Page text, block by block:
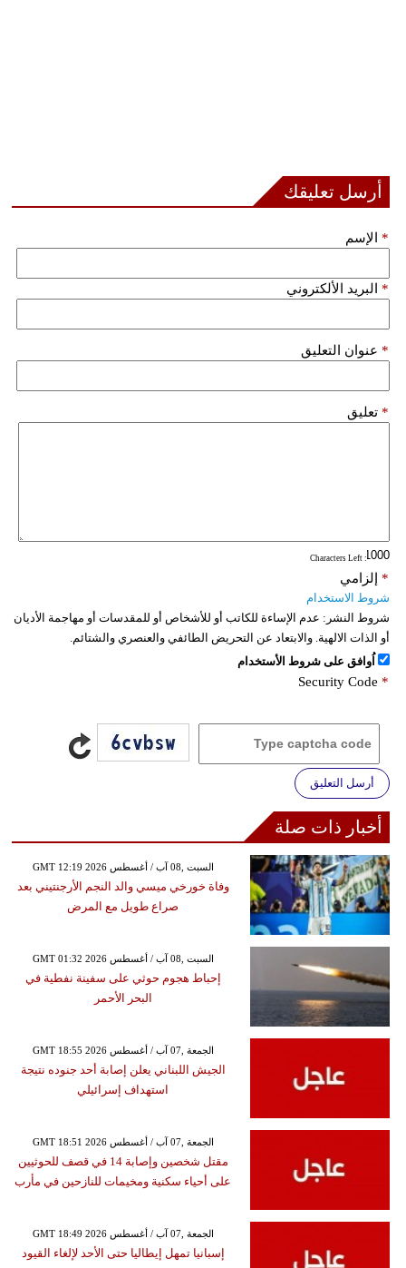
أرسل تعليقك
الإسم *
البريد الألكتروني *
عنوان التعليق *
تعليق *
: Characters Left
إلزامي *
شروط الاستخدام
شروط النشر: عدم الإساءة للكاتب أو للأشخاص أو للمقدسات أو مهاجمة الأديان
أو الذات الالهية. والابتعاد عن التحريض الطائفي والعنصري والشتائم.
اُوافق على شروط الأستخدام
Security Code *
أرسل التعليق
أخبار ذات صلة
GMT 12:19 2026 السبت ,08 آب / أغسطس
وفاة خورخي ميسي والد النجم الأرجنتيني بعد
صراع طويل مع المرض
GMT 01:32 2026 السبت ,08 آب / أغسطس
إحباط هجوم حوثي على سفينة نفطية في
البحر الأحمر
GMT 18:55 2026 الجمعة ,07 آب / أغسطس
الجيش اللبناني يعلن إصابة أحد جنوده نتيجة
استهداف إسرائيلي
GMT 18:51 2026 الجمعة ,07 آب / أغسطس
مقتل شخصين وإصابة 14 في قصف للحوثيين
على أحياء سكنية ومخيمات للنازحين في مأرب
GMT 18:49 2026 الجمعة ,07 آب / أغسطس
إسبانيا تمهل إيطاليا حتى الأحد لإلغاء القيود